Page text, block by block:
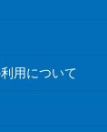
用について